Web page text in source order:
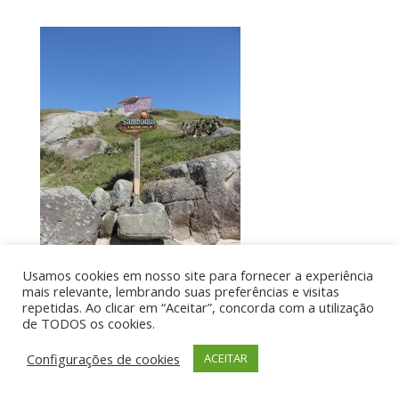
Por aí de Barraca - direitos reservados - Desenvolvido
por UIA WEB
Usamos cookies em nosso site para fornecer a experiência
mais relevante, lembrando suas preferências e visitas
repetidas. Ao clicar em “Aceitar”, concorda com a utilização
de TODOS os cookies.
Configurações de cookies
ACEITAR